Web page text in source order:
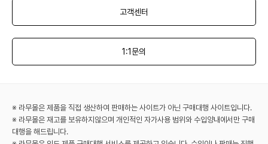
고객센터
1:1문의
※ 라무몰은 제품을 직접 생산하여 판매하는 사이트가 아닌 구매대행 사이트입니다.
※ 라무몰은 재고를 보유하지않으며 개인적인 자가사용 범위와 수입양내에서만 구매
대행을 해드립니다.